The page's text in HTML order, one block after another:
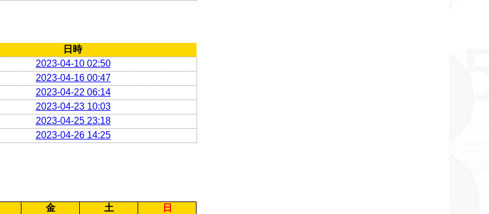
日時
2023-04-10 02:50
2023-04-16 00:47
2023-04-22 06:14
2023-04-23 10:03
2023-04-25 23:18
2023-04-26 14:25
金 土
日